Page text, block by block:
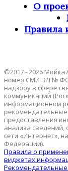
О
Правила
©2017 - 2026
номер СМИ ЭЛ № ФС
надзору в сфере
коммуникаций
информационном
предоставления
анализа сведений,
сети «Интернет»,
Федерации).
Правила о
виджетах